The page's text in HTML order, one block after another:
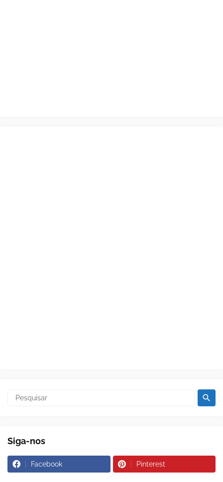
Siga-nos
Facebook Pinterest